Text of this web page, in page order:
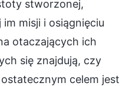
stworzonej,
misji i osiągnięciu
otaczających ich
się znajdują, czy
celem jest